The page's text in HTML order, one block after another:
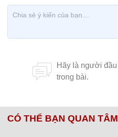
CÓ THỂ BẠN QUAN TÂM